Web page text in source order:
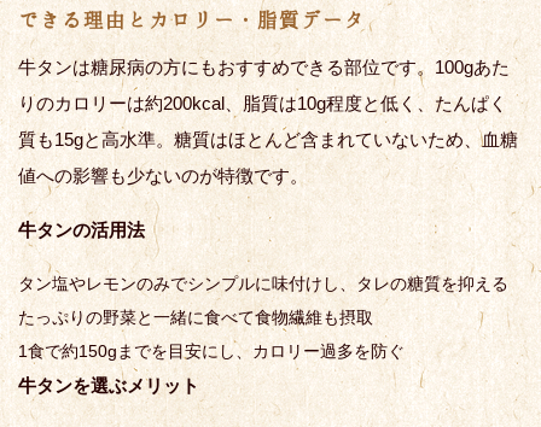
できる理由とカロリー・脂質データ
牛タンは糖尿病の方にもおすすめできる部位です。100gあた
りのカロリーは約200kcal、脂質は10g程度と低く、たんぱく
質も15gと高水準。糖質はほとんど含まれていないため、血糖
値への影響も少ないのが特徴です。
牛タンの活用法
タン塩やレモンのみでシンプルに味付けし、タレの糖質を抑える
たっぷりの野菜と一緒に食べて食物繊維も摂取
1食で約150gまでを目安にし、カロリー過多を防ぐ
牛タンを選ぶメリット